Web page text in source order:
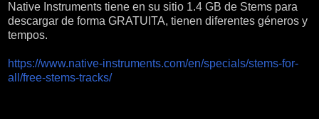
Native Instruments tiene en su sitio 1.4 GB de Stems para
descargar de forma GRATUITA, tienen diferentes géneros y
tempos.
https://www.native-instruments.com/en/specials/stems-for-
all/free-stems-tracks/